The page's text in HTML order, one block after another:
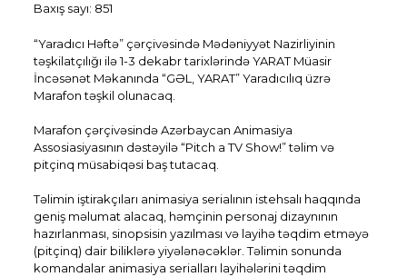
Baxış sayı: 851
“Yaradıcı Həftə” çərçivəsində Mədəniyyət Nazirliyinin
təşkilatçılığı ilə 1-3 dekabr tarixlərində YARAT Müasir
İncəsənət Məkanında “GƏL, YARAT” Yaradıcılıq üzrə
Marafon təşkil olunacaq.
Marafon çərçivəsində Azərbaycan Animasiya
Assosiasiyasının dəstəyilə “Pitch a TV Show!” təlim və
pitçinq müsabiqəsi baş tutacaq.
Təlimin iştirakçıları animasiya serialının istehsalı haqqında
geniş məlumat alacaq, həmçinin personaj dizaynının
hazırlanması, sinopsisin yazılması və layihə təqdim etməyə
(pitçinq) dair biliklərə yiyələnəcəklər. Təlimin sonunda
komandalar animasiya serialları layihələrini təqdim